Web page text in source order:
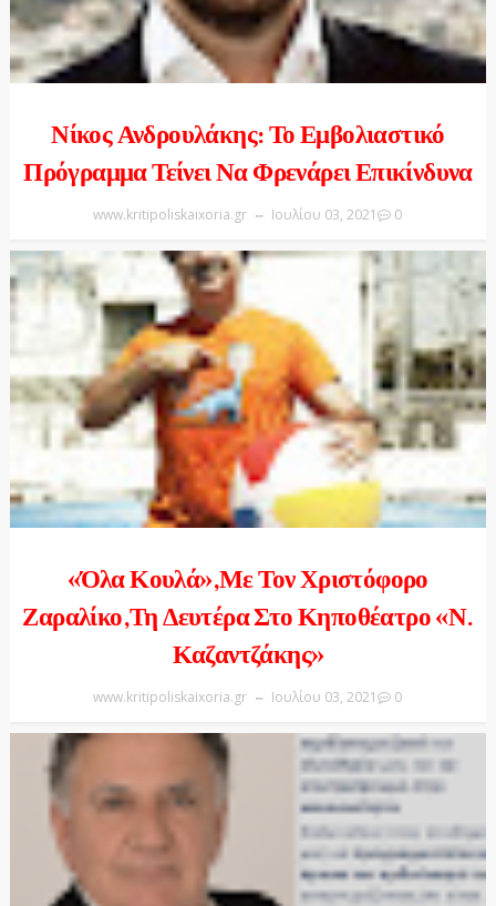
Νίκος Ανδρουλάκης: Το Εμβολιαστικό
Πρόγραμμα Τείνει Να Φρενάρει Επικίνδυνα
www.kritipoliskaixoria.gr Ιουλίου 03, 2021 0
«Όλα Κουλά»,με Τον Χριστόφορο
Ζαραλίκο,τη Δευτέρα Στο Κηποθέατρο «Ν.
Καζαντζάκης»
www.kritipoliskaixoria.gr Ιουλίου 03, 2021 0